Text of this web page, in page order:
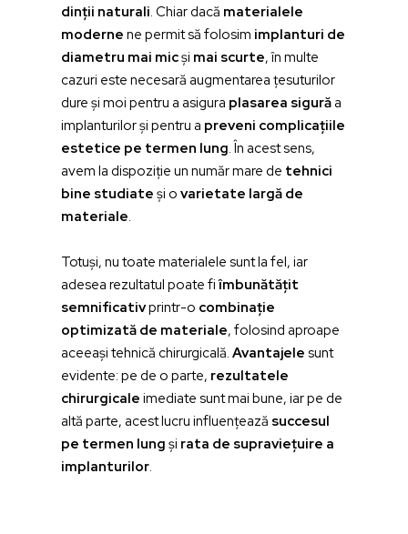
dinții naturali. Chiar dacă materialele
moderne ne permit să folosim implanturi de
diametru mai micși mai scurte, în multe
cazuri este necesară augmentarea țesuturilor
dure și moi pentru a asigura plasarea sigurăa
implanturilor și pentru a preveni complicațiile
estetice pe termen lung. În acest sens,
avem la dispoziție un număr mare de tehnici
bine studiate și o varietate largă de
materiale.
Totuși, nu toate materialele sunt la fel, iar
adesea rezultatul poate fiîmbunătățit
semnificativprintr-o combinație
optimizată de materiale, folosind aproape
aceeași tehnică chirurgicală. Avantajele sunt
evidente: pe de o parte, rezultatele
chirurgicale imediate sunt mai bune, iar pe de
altă parte, acest lucru influențează succesul
pe termen lung și rata de supraviețuire a
implanturilor.